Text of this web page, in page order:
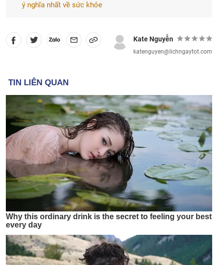
ý nghĩa nhất về sức khỏe
Kate Nguyễn
katenguyen@lichngaytot.com